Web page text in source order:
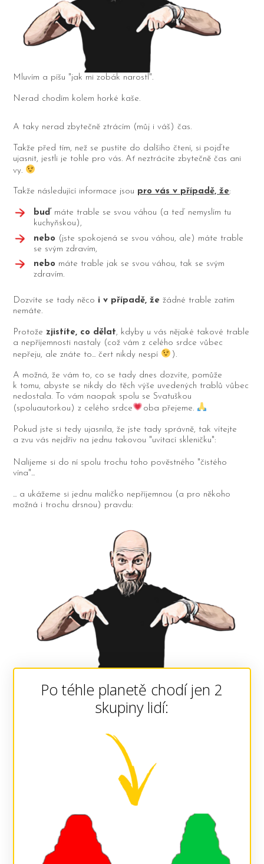
Mluvím a píšu "jak mi zobák narostl".
Nerad chodím kolem horké kaše.
A taky nerad zbytečně ztrácím (můj i váš) čas.
Takže před tím, než se pustíte do dalšího čtení, si pojďte
ujasnit, jestli je tohle pro vás. Ať neztrácíte zbytečně čas ani
vy.
Takže následující informace jsou pro vás v případě, že:
buď máte trable se svou váhou (a teď nemyslím tu
kuchyňskou),
nebo (jste spokojená se svou váhou, ale) máte trable
se svým zdravím,
nebo máte trable jak se svou váhou, tak se svým
zdravím.
Dozvíte se tady něco i v případě, že žádné trable zatím
nemáte.
Protožezjistíte, co dělat, kdyby u vás nějaké takové trable
a nepříjemnosti nastaly (což vám z celého srdce vůbec
nepřeju, ale znáte to... čert nikdy nespí
).
A možná, že vám to, co se tady dnes dozvíte, pomůže
k tomu, abyste se nikdy do těch výše uvedených trablů vůbec
nedostala. To vám naopak spolu se Svatuškou
(spoluautorkou) z celého srdce
oba přejeme.
Pokud jste si tedy ujasnila, že jste tady správně, tak vítejte
a zvu vás nejdřív na jednu takovou "uvítací skleničku":
Nalijeme si do ní spolu trochu toho pověstného "čistého
vína"...
... a ukážeme si jednu maličko nepříjemnou (a pro někoho
možná i trochu drsnou) pravdu:
Po téhle planetě chodí jen 2
skupiny lidí: